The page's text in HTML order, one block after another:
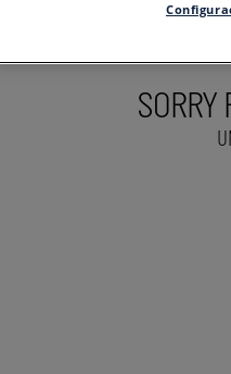
SORRY